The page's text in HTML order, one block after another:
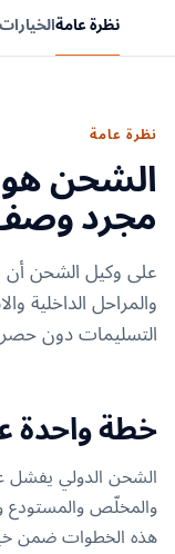
نظرة عامةالخيارات
نظرة عامة
الشحن هو
مجرد
على وكيل الشحن أن
التسليمات دون حصر
خطة واحدة
الشحن الدولي يفشل
هذه الخطوات ضمن